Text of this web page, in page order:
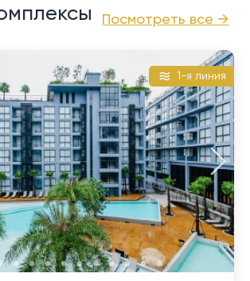
Доступные для выбора
они, как правило, дешевле по
на северном и
Посмотреть все →
1-я линия